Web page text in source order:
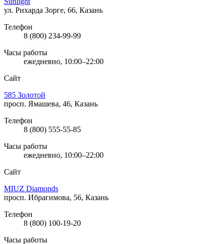
ул. Рихарда Зорге, 66, Казань
Телефон
8 (800) 234-99-99
Часы работы
ежедневно, 10:00–22:00
Сайт
585 Золотой
просп. Ямашева, 46, Казань
Телефон
8 (800) 555-55-85
Часы работы
ежедневно, 10:00–22:00
Сайт
MIUZ Diamonds
просп. Ибрагимова, 56, Казань
Телефон
8 (800) 100-19-20
Часы работы